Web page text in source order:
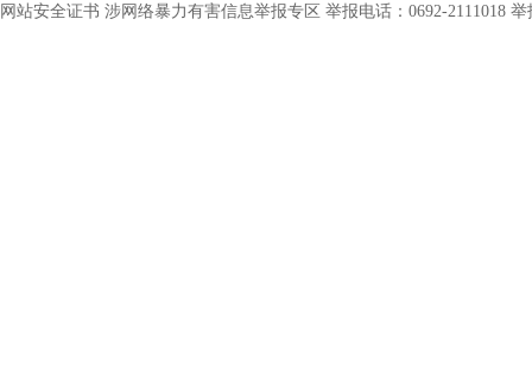
网站安全证书 涉网络暴力有害信息举报专区 举报电话：0692-2111018 举